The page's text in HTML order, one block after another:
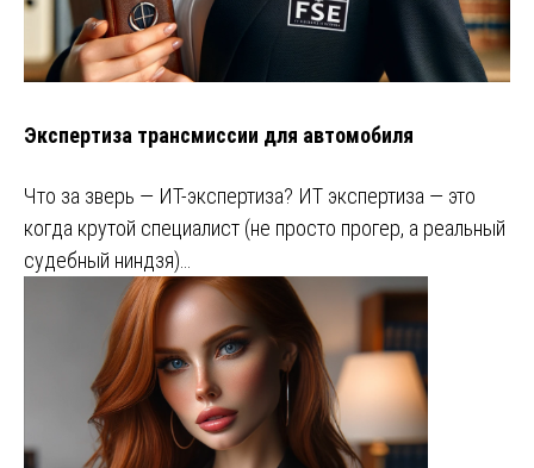
Экспертиза трансмиссии для автомобиля
Что за зверь — ИТ-экспертиза? ИТ экспертиза — это
когда крутой специалист (не просто прогер, а реальный
судебный ниндзя)…